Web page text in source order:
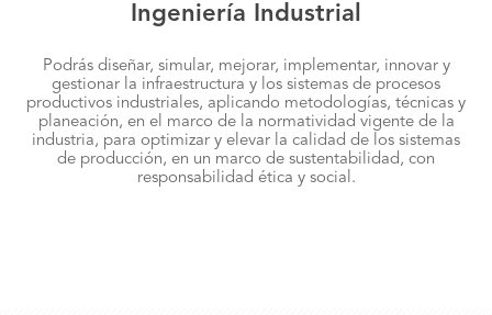
Ingeniería Industrial
Podrás diseñar, simular, mejorar, implementar, innovar y
gestionar la infraestructura y los sistemas de procesos
productivos industriales, aplicando metodologías, técnicas y
planeación, en el marco de la normatividad vigente de la
industria, para optimizar y elevar la calidad de los sistemas
de producción, en un marco de sustentabilidad, con
responsabilidad ética y social.